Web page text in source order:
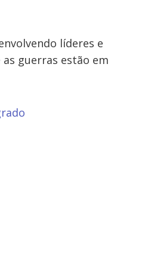
líderes e
guerras estão em